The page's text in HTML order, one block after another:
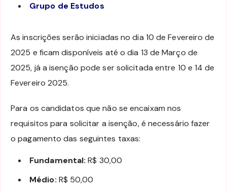
Grupo de Estudos
As inscrições serão iniciadas no dia 10 de Fevereiro de
2025 e ficam disponíveis até o dia 13 de Março de
2025, já a isenção pode ser solicitada entre 10 e 14 de
Fevereiro 2025.
Para os candidatos que não se encaixam nos
requisitos para solicitar a isenção, é necessário fazer
o pagamento das seguintes taxas:
Fundamental:R$ 30,00
Médio: R$ 50,00